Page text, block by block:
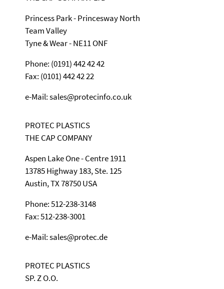
Princess Park - Princesway North
Team Valley
Tyne & Wear - NE11 ONF
Phone: (0191) 442 42 42
Fax: (0101) 442 42 22
e-Mail: sales@protecinfo.co.uk
PROTEC PLASTICS
THE CAP COMPANY
Aspen Lake One - Centre 1911
13785 Highway 183, Ste. 125
Austin, TX 78750 USA
Phone: 512-238-3148
Fax: 512-238-3001
e-Mail: sales@protec.de
PROTEC PLASTICS
SP. Z O.O.